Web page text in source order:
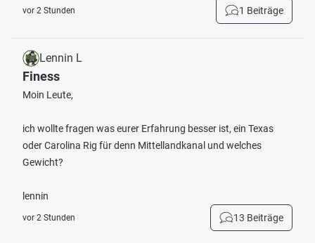
vor 2 Stunden 1 Beiträge
Lennin L
Finess
Moin Leute,
ich wollte fragen was eurer Erfahrung besser ist, ein Texas
oder Carolina Rig für denn Mittellandkanal und welches
Gewicht?
lennin
vor 2 Stunden 13 Beiträge